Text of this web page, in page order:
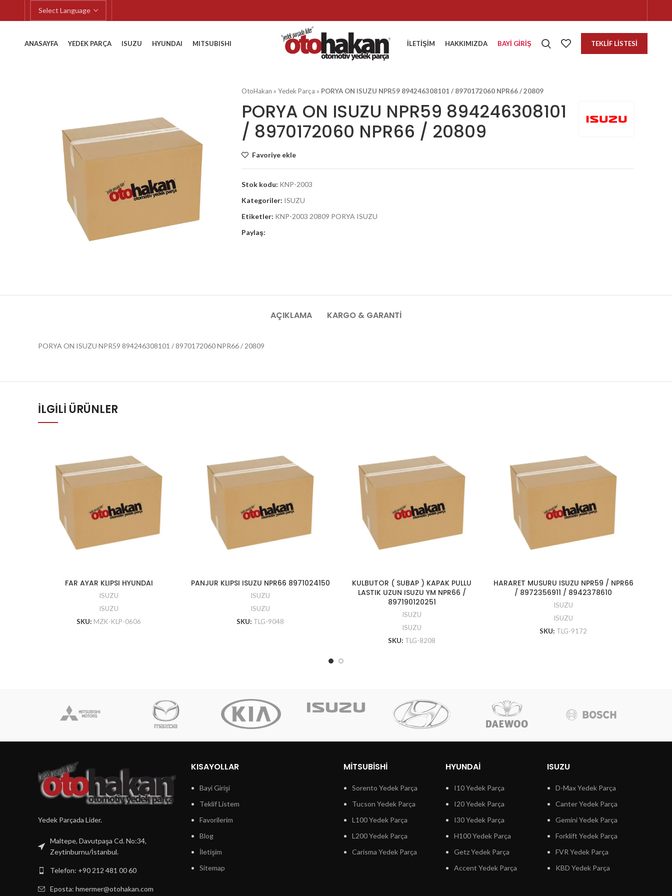
ANASAYFA YEDEK PARÇA ISUZU HYUNDAI MITSUBISHI İLETIŞIM HAKKIMIZDA BAYI GIRIŞ TEKLIF LISTESI
OtoHakan »Yedek Parça » PORYA ON ISUZU NPR59 894246308101 / 8970172060 NPR66 / 20809
PORYA ON ISUZU NPR59 894246308101
/ 8970172060 NPR66 / 20809
Favoriye ekle
Stok kodu: KNP-2003
Kategoriler: ISUZU
Etiketler: KNP-2003 20809 PORYA ISUZU
Paylaş:
AÇIKLAMA KARGO & GARANTI
PORYA ON ISUZU NPR59 894246308101 / 8970172060 NPR66 / 20809
İLGILI ÜRÜNLER
FAR AYAR KLIPSI HYUNDAI
ISUZU
ISUZU
SKU: MZK-KLP-0606
PANJUR KLIPSI ISUZU NPR66 8971024150
ISUZU
ISUZU
SKU: TLG-9048
KULBUTOR ( SUBAP ) KAPAK PULLU
LASTIK UZUN ISUZU YM NPR66 /
897190120251
ISUZU
ISUZU
SKU: TLG-8208
HARARET MUSURU ISUZU NPR59 / NPR66
/ 8972356911 / 8942378610
ISUZU
ISUZU
SKU: TLG-9172
Yedek Parçada Lider.
Maltepe, Davutpaşa Cd. No:34,
Zeytinburnu/İstanbul.
Telefon: +90 212 481 00 60
Eposta: hmermer@otohakan.com
KISAYOLLAR
Bayi Girişi
Teklif Listem
Favorilerim
Blog
İletişim
Sitemap
MITSUBISHI
Sorento Yedek Parça
Tucson Yedek Parça
L100 Yedek Parça
L200 Yedek Parça
Carisma Yedek Parça
HYUNDAI
I10 Yedek Parça
I20 Yedek Parça
I30 Yedek Parça
H100 Yedek Parça
Getz Yedek Parça
Accent Yedek Parça
ISUZU
D-Max Yedek Parça
Canter Yedek Parça
Gemini Yedek Parça
Forklift Yedek Parça
FVR Yedek Parça
KBD Yedek Parça